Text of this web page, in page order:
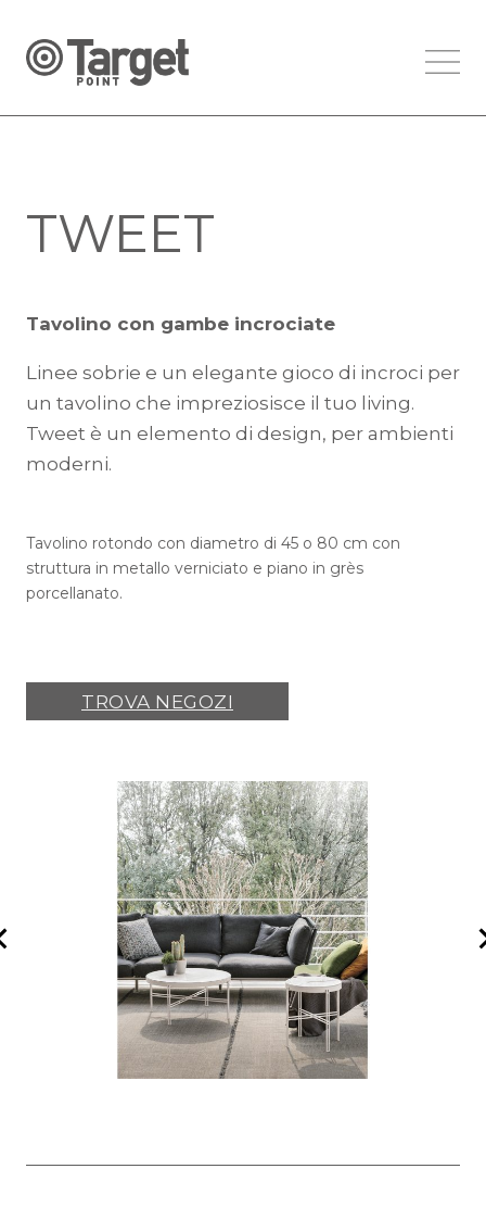
TWEET
Tavolino con gambe incrociate
Linee sobrie e un elegante gioco di incroci per
un tavolino che impreziosisce il tuo living.
Tweet è un elemento di design, per ambienti
moderni.
Tavolino rotondo con diametro di 45 o 80 cm con
struttura in metallo verniciato e piano in grès
porcellanato.
TROVA NEGOZI